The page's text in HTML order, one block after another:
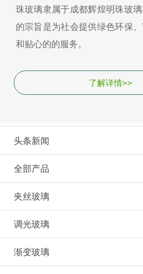
珠玻璃隶属于成都辉煌明珠玻
的宗旨是为社会提供绿色环保
和贴心的的服务。
了解详情>>
头条新闻
全部产品
夹丝玻璃
调光玻璃
渐变玻璃